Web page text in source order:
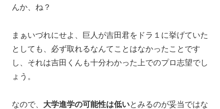
んか、ね？
まぁいづれにせよ、巨人が吉田君をドラ１に挙げていた
としても、必ず取れるなんてことはなかったことです
し、それは吉田くんも十分わかった上でのプロ志望でし
ょう。
なので、 大学進学の可能性は低いとみるのが妥当ではな